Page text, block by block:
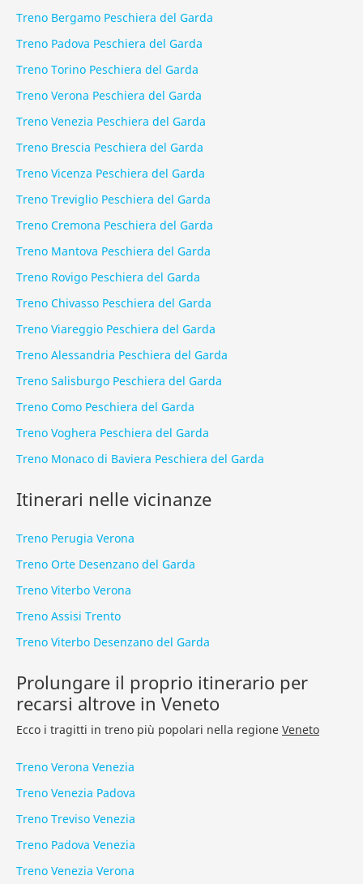
Treno Bergamo Peschiera del Garda
Treno Padova Peschiera del Garda
Treno Torino Peschiera del Garda
Treno Verona Peschiera del Garda
Treno Venezia Peschiera del Garda
Treno Brescia Peschiera del Garda
Treno Vicenza Peschiera del Garda
Treno Treviglio Peschiera del Garda
Treno Cremona Peschiera del Garda
Treno Mantova Peschiera del Garda
Treno Rovigo Peschiera del Garda
Treno Chivasso Peschiera del Garda
Treno Viareggio Peschiera del Garda
Treno Alessandria Peschiera del Garda
Treno Salisburgo Peschiera del Garda
Treno Como Peschiera del Garda
Treno Voghera Peschiera del Garda
Treno Monaco di Baviera Peschiera del Garda
Itinerari nelle vicinanze
Treno Perugia Verona
Treno Orte Desenzano del Garda
Treno Viterbo Verona
Treno Assisi Trento
Treno Viterbo Desenzano del Garda
Prolungare il proprio itinerario per
recarsi altrove in Veneto
Ecco i tragitti in treno più popolari nella regione Veneto
Treno Verona Venezia
Treno Venezia Padova
Treno Treviso Venezia
Treno Padova Venezia
Treno Venezia Verona